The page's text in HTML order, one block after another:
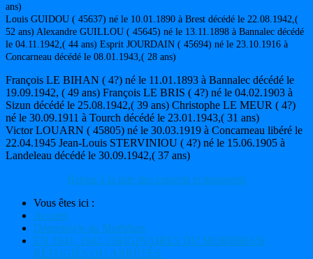
ans)
Louis GUIDOU ( 45637) né le 10.01.1890 à Brest décédé le 22.08.1942,(
52 ans) Alexandre GUILLOU ( 45645) né le 13.11.1898 à Bannalec décédé
le 04.11.1942,( 44 ans) Esprit JOURDAIN ( 45694) né le 23.10.1916 à
Concarneau décédé le 08.01.1943,( 28 ans)
François LE BIHAN ( 4?) né le 11.01.1893 à Bannalec décédé le
19.09.1942, ( 49 ans) François LE BRIS ( 4?) né le 04.02.1903 à
Sizun décédé le 25.08.1942,( 39 ans) Christophe LE MEUR ( 4?)
né le 30.09.1911 à Tourch décédé le 23.01.1943,( 31 ans)
Victor LOUARN ( 45805) né le 30.03.1919 à Concarneau libéré le
22.04.1945 Jean-Louis STERVINIOU ( 4?) né le 15.06.1905 à
Landeleau décédé le 30.09.1942,( 37 ans)
Retour à la liste des convois et transports
Vous êtes ici :
Accueil
Déporté(e)s du Morbihan
EN 1941, 1942, ORIGINAIRES DU MORBIHAN
RÉFUGIÉS OU ARRÊTÉS